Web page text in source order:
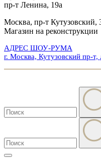
пр-т Ленина, 19а
Москва, пр-т Кутузовский,
Магазин на реконструкции
АДРЕС ШОУ-РУМА
г. Москва, Кутузовский пр-т,